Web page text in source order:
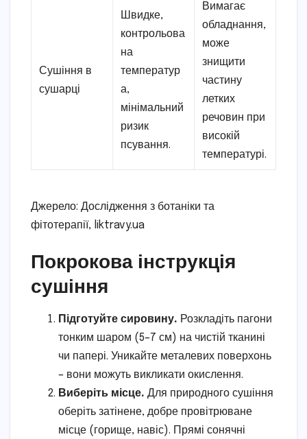
Сушіння в
сушарці
Швидке,
контрольова
на
температур
а,
мінімальний
ризик
псування.
Вимагає
обладнання,
може
знищити
частину
летких
речовин при
високій
температурі.
Джерело: Дослідження з ботаніки та
фітотерапії, liktravy.ua
Покрокова інструкція
сушіння
Підготуйте сировину. Розкладіть пагони
тонким шаром (5–7 см) на чистій тканині
чи папері. Уникайте металевих поверхонь
– вони можуть викликати окислення.
Виберіть місце. Для природного сушіння
оберіть затінене, добре провітрюване
місце (горище, навіс). Прямі сонячні